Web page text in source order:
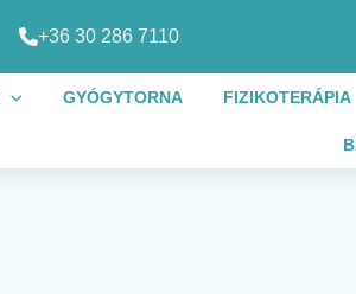
+36 30 286 7110
GYÓGYTORNA FIZIKOTERÁPIA